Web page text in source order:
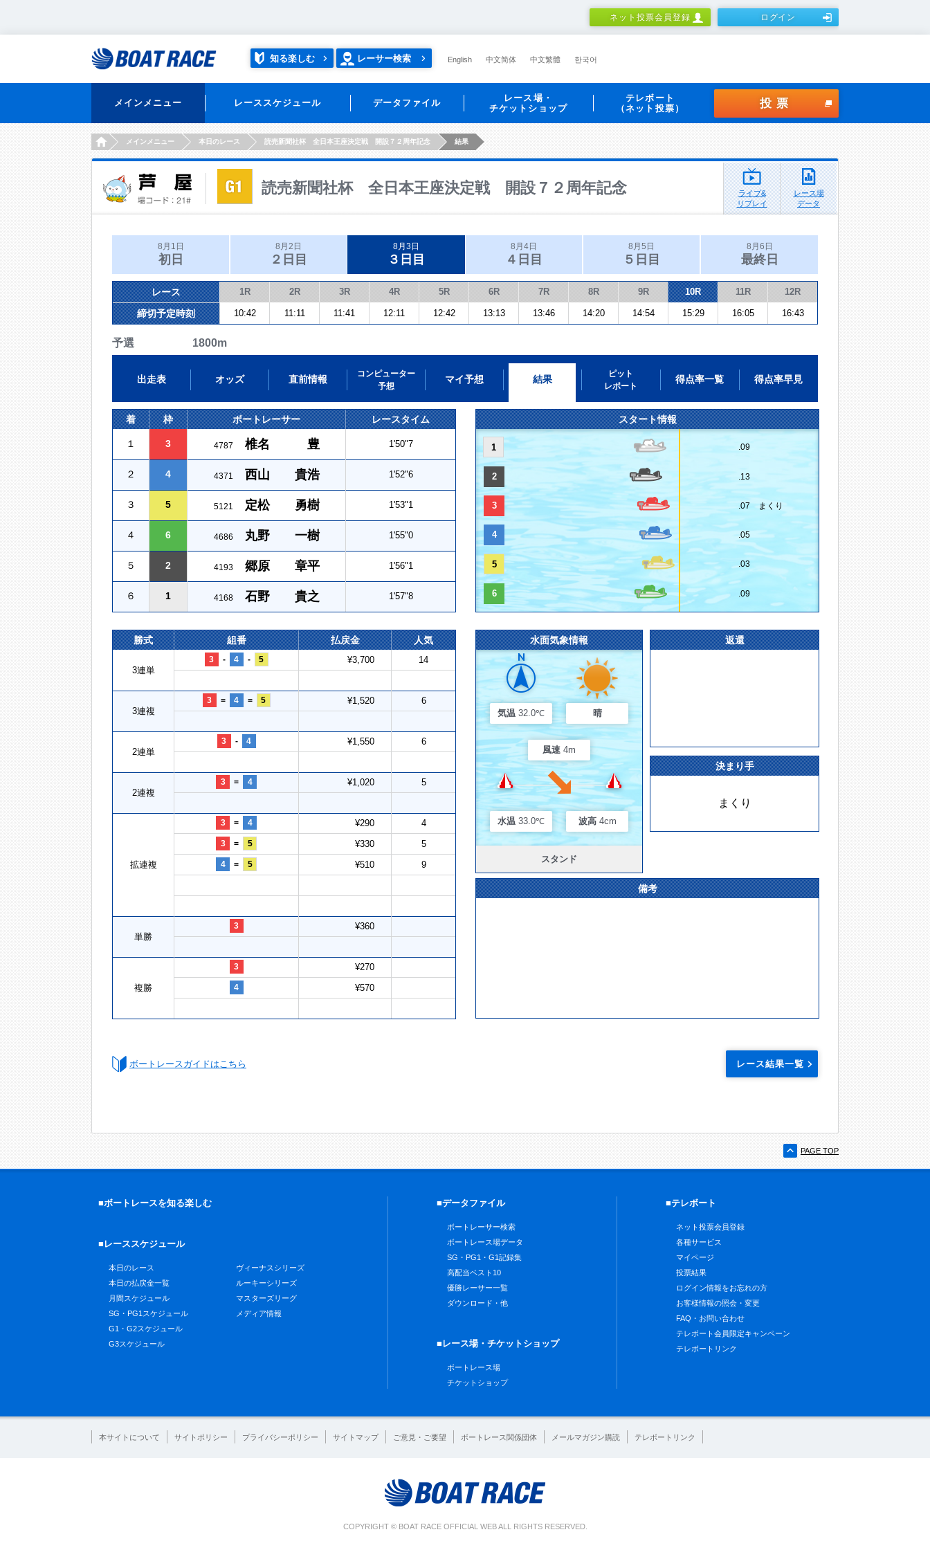
ネット投票会員登録 ログイン
知る楽しむ レーサー検索 English 中文简体 中文繁體 한국어
メインメニュー レーススケジュール データファイル
レース場・
チケットショップ
テレボート
（ネット投票）
投票
HOMEメインメニュー 本日のレース 読売新聞社杯 全日本王座決定戦 開設７２周年記念 結果
読売新聞社杯 全日本王座決定戦 開設７２周年記念
ライブ&
リプレイ
レース場
データ
8月1日
初日
8月2日
２日目
8月3日
３日目
8月4日
４日目
8月5日
５日目
8月6日
最終日
レース 1R 2R 3R 4R 5R 6R 7R 8R 9R 10R 11R 12R
締切予定時刻 10:42 11:11 11:41 12:11 12:42 13:13 13:46 14:20 14:54 15:29 16:05 16:43
予選 1800m
出走表 オッズ 直前情報
コンピューター
予想
マイ予想 結果
ピット
レポート
得点率一覧 得点率早見
着 枠 ボートレーサー レースタイム
１ 3 4787 椎名 豊 1'50"7
２ 4 4371 西山 貴浩 1'52"6
３ 5 5121 定松 勇樹 1'53"1
４ 6 4686 丸野 一樹 1'55"0
５ 2 4193 郷原 章平 1'56"1
６ 1 4168 石野 貴之 1'57"8
スタート情報
1 .09
2 .13
3 .07 まくり
4 .05
5 .03
6 .09
勝式 組番 払戻金 人気
3連単
3 - 4 - 5 ¥3,700 14
3連複
3 = 4 = 5 ¥1,520 6
2連単
3 - 4 ¥1,550 6
2連複
3 = 4 ¥1,020 5
拡連複
3 = 4 ¥290 4
3 = 5 ¥330 5
4 = 5 ¥510 9
単勝
3 ¥360
複勝
3 ¥270
4 ¥570
水面気象情報
気温 32.0℃ 晴
風速 4m
水温 33.0℃ 波高 4cm
スタンド
返還
決まり手
まくり
備考
ボートレースガイドはこちら レース結果一覧
PAGE TOP
■ボートレースを知る楽しむ
■レーススケジュール
本日のレース
本日の払戻金一覧
月間スケジュール
SG・PG1スケジュール
G1・G2スケジュール
G3スケジュール
ヴィーナスシリーズ
ルーキーシリーズ
マスターズリーグ
メディア情報
■データファイル
ボートレーサー検索
ボートレース場データ
SG・PG1・G1記録集
高配当ベスト10
優勝レーサー一覧
ダウンロード・他
■レース場・チケットショップ
ボートレース場
チケットショップ
■テレボート
ネット投票会員登録
各種サービス
マイページ
投票結果
ログイン情報をお忘れの方
お客様情報の照会・変更
FAQ・お問い合わせ
テレボート会員限定キャンペーン
テレボートリンク
本サイトについて サイトポリシー プライバシーポリシー サイトマップ ご意見・ご要望 ボートレース関係団体 メールマガジン購読 テレボートリンク
COPYRIGHT © BOAT RACE OFFICIAL WEB ALL RIGHTS RESERVED.